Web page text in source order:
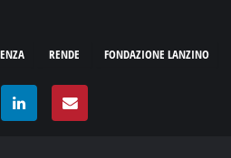
FONDAZIONE LANZINO
RENDE